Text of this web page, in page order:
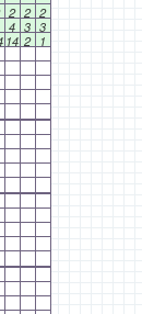
2 2 2
4 3 3
14 2
1